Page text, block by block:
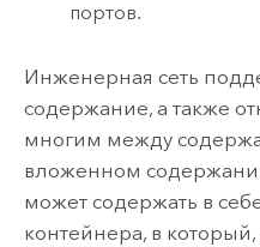
портов.
Инженерная сеть
содержание, а также
многим между
вложенном
может содержать в
контейнера, в